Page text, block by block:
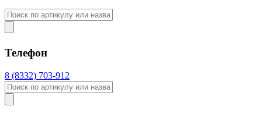
Телефон
8 (8332) 703-912